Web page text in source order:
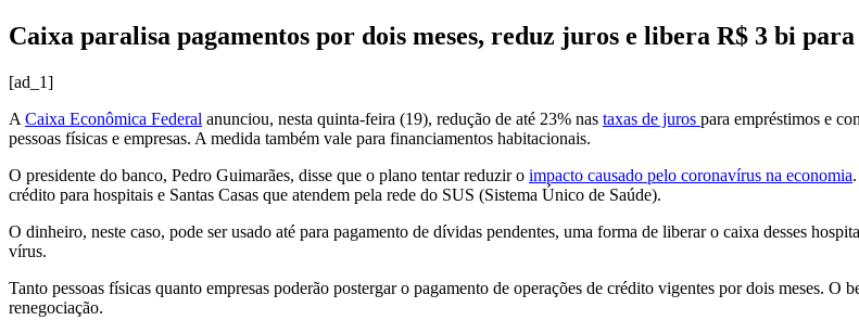
Caixa paralisa pagamentos por dois meses, reduz juros e libera R$ 3 bi
[ad_1]
A Caixa Econômica Federal anunciou, nesta quinta-feira (19), redução de até 23% nas taxas de juros para empréstimos e
pessoas físicas e empresas. A medida também vale para financiamentos habitacionais.
O presidente do banco, Pedro Guimarães, disse que o plano tentar reduzir o impacto causado pelo coronavírus na economia
crédito para hospitais e Santas Casas que atendem pela rede do SUS (Sistema Único de Saúde).
O dinheiro, neste caso, pode ser usado até para pagamento de dívidas pendentes, uma forma de liberar o caixa desses
vírus.
Tanto pessoas físicas quanto empresas poderão postergar o pagamento de operações de crédito vigentes por dois meses.
renegociação.